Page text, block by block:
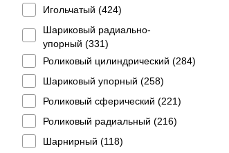
Игольчатый (424)
Шариковый радиально-
упорный (331)
Роликовый цилиндрический (284)
Шариковый упорный (258)
Роликовый сферический (221)
Роликовый радиальный (216)
Шарнирный (118)